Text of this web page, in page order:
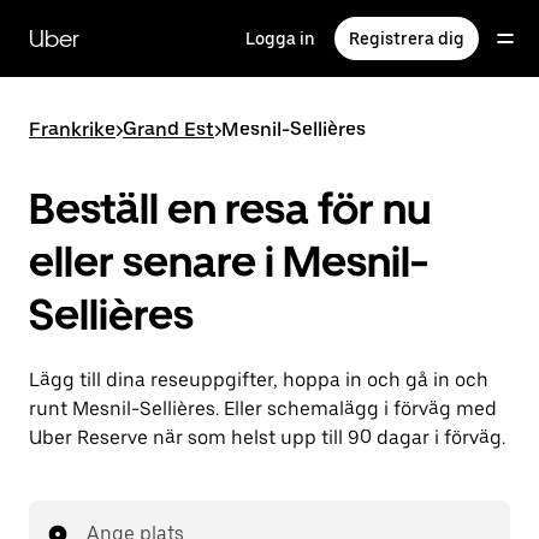
huvudinnehållet
Uber Logga in Registrera dig
Frankrike>Grand Est>Mesnil-Sellières
Beställ en resa för nu
eller senare i Mesnil-
Sellières
Lägg till dina reseuppgifter, hoppa in och gå in och
runt Mesnil-Sellières. Eller schemalägg i förväg med
Uber Reserve när som helst upp till 90 dagar i förväg.
Ange plats